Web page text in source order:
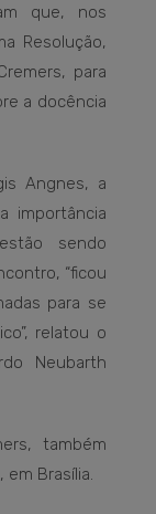
que, nos
Resolução,
para
a docência
Angnes, a
importância
sendo
“ficou
para se
relatou o
Neubarth
também
em Brasília.